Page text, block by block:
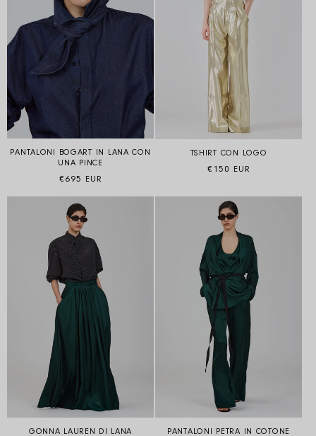
PANTALONI BOGART IN LANA CON
UNA PINCE
Prezzo di listino
€695 EUR
TSHIRT CON LOGO
Prezzo di listino
€150 EUR
GONNA LAUREN DI LANA PANTALONI PETRA IN COTONE